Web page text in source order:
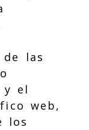
las
y el
web,
los